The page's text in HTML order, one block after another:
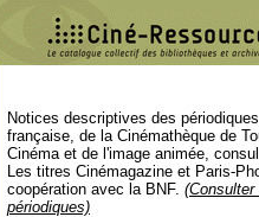
Notices descriptives des
française, de la Cinémathèque de
Cinéma et de l'image animée,
Les titres Cinémagazine et Paris-
coopération avec la BNF.
périodiques)